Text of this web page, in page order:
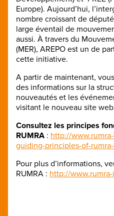
Europe). Aujourd’hui,
nombre croissant de
large éventail de
aussi. À travers du
(MER), AREPO est un de
cette initiative.
A partir de maintenant,
des informations sur la
nouveautés et les
visitant le nouveau site
Consultez les principes
RUMRA : http://
guiding-principles-of-
Pour plus d’informations,
RUMRA : http://